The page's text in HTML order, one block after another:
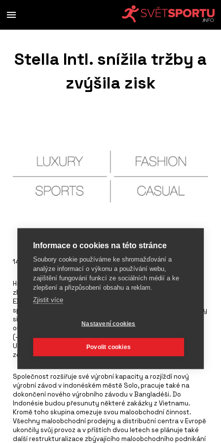
Stella Intl. snížila tržby a
zvýšila zisk
14. května 2024
Hongkongská společnost Stella Intl. vykázala meziroční
zlepšení provozního zisku o 15 % na 152 milionu USD. Ukazatel
EBIT vzrostl o 21 % na 161,3 milionu USD. Roční tržby
společnosti Stella se snížily o 8,5 % na 1,49 miliardy USD. Tržby
sice vzrostly v Číně na 258 milionů USD, ale poklesly ve všech
ostatních geografických oblastech včetně Severní Ameriky
(-18,5 % na 680,2 milionu USD), Evropy (-5,5 % na 372,1 milionu
USD), Asie bez Číny (-1,4 % na 132,1 milionu USD) a ostatních
zemí (-9,0 % na 50,3 milionu USD).
Společnost rozšiřuje své výrobní kapacity a rozjíždí nový
výrobní závod v indonéském městě Solo, pracuje také na
dokončení nového výrobního závodu v Bangladéši. Do
Indonésie budou přesunuty některé zakázky z Vietnamu.
Kromě toho skupina omezuje svou maloobchodní činnost.
Všechny maloobchodní prodejny a distribuční centra v Evropě
ukončily svůj provoz a v příštích dvou letech se plánuje také
další restrukturalizace zbývajícího maloobchodního podnikání
Informace o cookies na této stránce
Soubory cookie používáme ke shromažďování a
analýze informací o výkonu a používání webu,
zajištění fungování funkcí ze sociálních médií a ke
zlepšení a přizpůsobení obsahu a reklam.
Zjistit více
Nastavení cookies
Povolit cookies